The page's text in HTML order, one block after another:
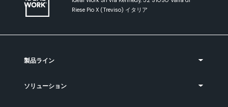
Riese Pio X (Treviso) イタリア
製品ライン
ソリューション